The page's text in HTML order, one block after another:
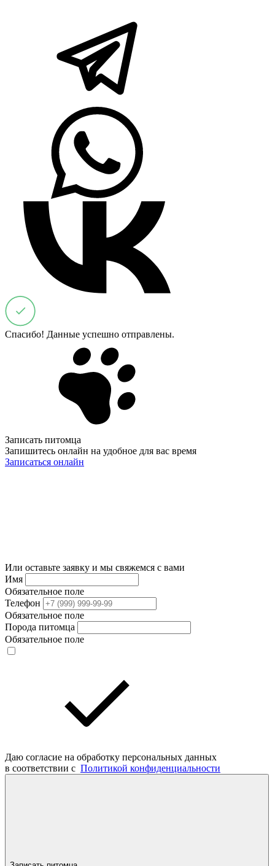
Спасибо! Данные успешно отправлены.
Записать питомца
Запишитесь онлайн на удобное для вас время
Записаться онлайн
Или оставьте заявку и мы свяжемся с вами
Имя
Обязательное поле
Телефон
Обязательное поле
Порода питомца
Обязательное поле
Даю согласие на обработку персональных данных
в соответствии с Политикой конфиденциальности